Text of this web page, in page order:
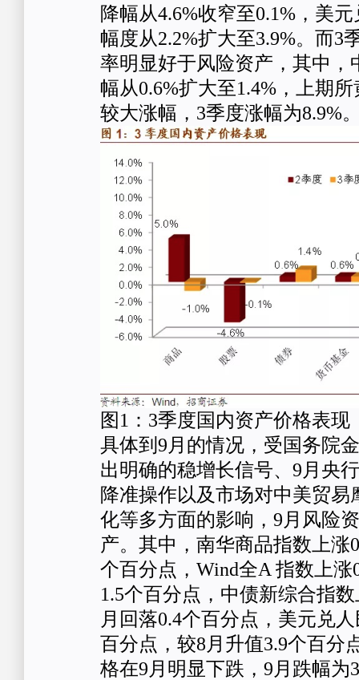
降幅从4.6%收窄至0.1%，美
幅度从2.2%扩大至3.9%。而3
率明显好于风险资产，其中，
幅从0.6%扩大至1.4%，上期
较大涨幅，3季度涨幅为8.9%
图1：3季度国内资产价格表现
具体到9月的情况，受国务院
出明确的稳增长信号、9月央
降准操作以及市场对中美贸易
化等多方面的影响，9月风险
产。其中，南华商品指数上涨
个百分点，Wind全A 指数上涨
1.5个百分点，中债新综合指
月回落0.4个百分点，美元兑
百分点，较8月升值3.9个百分
格在9月明显下跌，9月跌幅为